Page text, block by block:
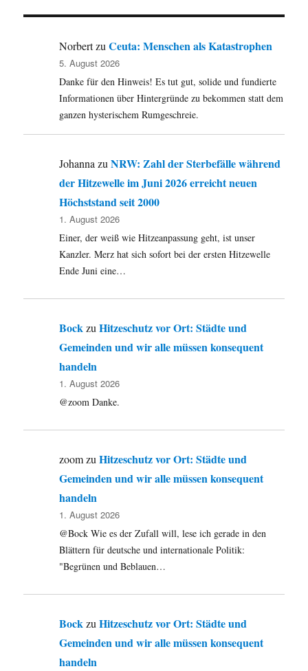
an
Kulturausschuss
mitsamt
über
die
Misere
NorbertzuCeuta: Menschen als Katastrophen
5. August 2026
Danke für den Hinweis! Es tut gut, solide und fundierte
Informationen über Hintergründe zu bekommen statt dem
ganzen hysterischem Rumgeschreie.
Johanna zuNRW: Zahl der Sterbefälle während
der Hitzewelle im Juni 2026 erreicht neuen
Höchststand seit 2000
1. August 2026
Einer, der weiß wie Hitzeanpassung geht, ist unser
Kanzler. Merz hat sich sofort bei der ersten Hitzewelle
Ende Juni eine…
BockzuHitzeschutz vor Ort: Städte und
Gemeinden und wir alle müssen konsequent
handeln
1. August 2026
@zoom Danke.
zoomzuHitzeschutz vor Ort: Städte und
Gemeinden und wir alle müssen konsequent
handeln
1. August 2026
@Bock Wie es der Zufall will, lese ich gerade in den
Blättern für deutsche und internationale Politik:
"Begrünen und Beblauen…
BockzuHitzeschutz vor Ort: Städte und
Gemeinden und wir alle müssen konsequent
handeln